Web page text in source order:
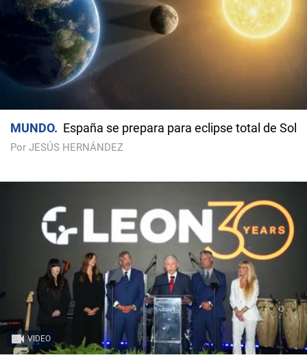
MUNDO España se prepara para eclipse total de Sol
Por JESÚS HERNÁNDEZ
VIDEO